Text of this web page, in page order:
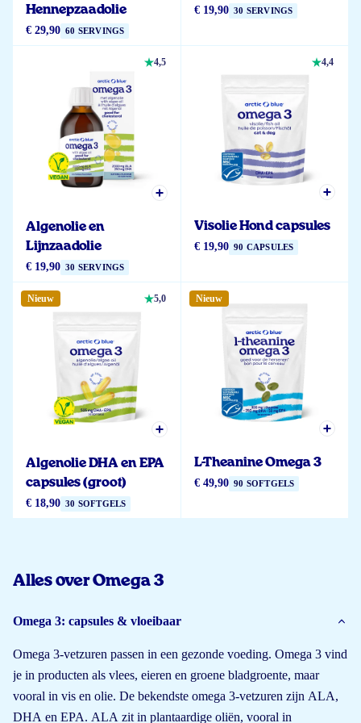
Hennepzaadolie
€ 29,90 60 SERVINGS
€ 19,90 30 SERVINGS
4,5
Algenolie en
Lijnzaadolie
€ 19,90 30 SERVINGS
4,4
Visolie Hond capsules
€ 19,90 90 CAPSULES
Nieuw 5,0
Algenolie DHA en EPA
capsules (groot)
€ 18,90 30 SOFTGELS
Nieuw
L-Theanine Omega 3
€ 49,90 90 SOFTGELS
Alles over Omega 3
Omega 3: capsules & vloeibaar
Omega 3-vetzuren passen in een gezonde voeding. Omega 3 vind
je in producten als vlees, eieren en groene bladgroente, maar
vooral in vis en olie. De bekendste omega 3-vetzuren zijn ALA,
DHA en EPA. ALA zit in plantaardige oliën, vooral in